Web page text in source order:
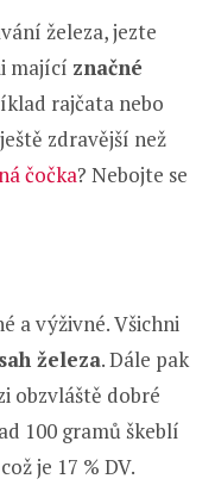
železa, jezte
mající značné
rajčata nebo
zdravější než
čočka? Nebojte se
a výživné. Všichni
železa. Dále pak
obzvláště dobré
100 gramů škeblí
je 17 % DV.